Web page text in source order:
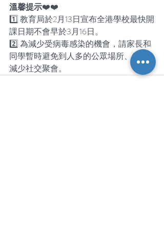
溫馨提示❤️❤️
1️⃣ 教育局於2月13日宣布全港學校最快開
課日期不會早於3月16日。
2️⃣ 為減少受病毒感染的機會，請家長和
同學暫時避免到人多的公眾場所、盡量
減少社交聚會。